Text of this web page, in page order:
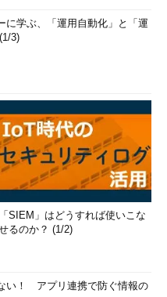
に学ぶ、「運用自動化」と「運
3)
「SIEM」はどうすれば使いこな
るのか？ (1/2)
い！ アプリ連携で防ぐ情報の